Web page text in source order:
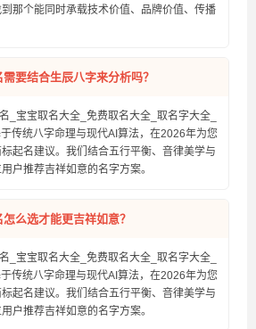
那个能同时承载技术价值、品牌价值、传播
要结合生辰八字来分析吗？
_宝宝取名大全_免费取名大全_取名字大全_
传统八字命理与现代AI算法，在2026年为您
起名建议。我们结合五行平衡、音律美学与
户推荐吉祥如意的名字方案。
么选才能更吉祥如意？
_宝宝取名大全_免费取名大全_取名字大全_
传统八字命理与现代AI算法，在2026年为您
起名建议。我们结合五行平衡、音律美学与
户推荐吉祥如意的名字方案。